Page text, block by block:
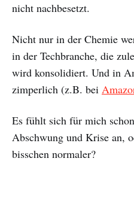
nicht nachbesetzt.
Nicht nur in der Chemie
in der Techbranche, die
wird konsolidiert. Und in
zimperlich (z.B. bei
Es fühlt sich für mich
Abschwung und Krise an,
bisschen normaler?